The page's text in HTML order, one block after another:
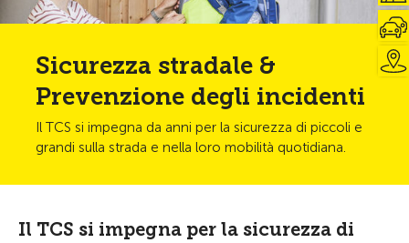
Sicurezza stradale &
Prevenzione degli incidenti
Il TCS si impegna da anni per la sicurezza di piccoli e
grandi sulla strada e nella loro mobilità quotidiana.
Il TCS si impegna per la sicurezza di